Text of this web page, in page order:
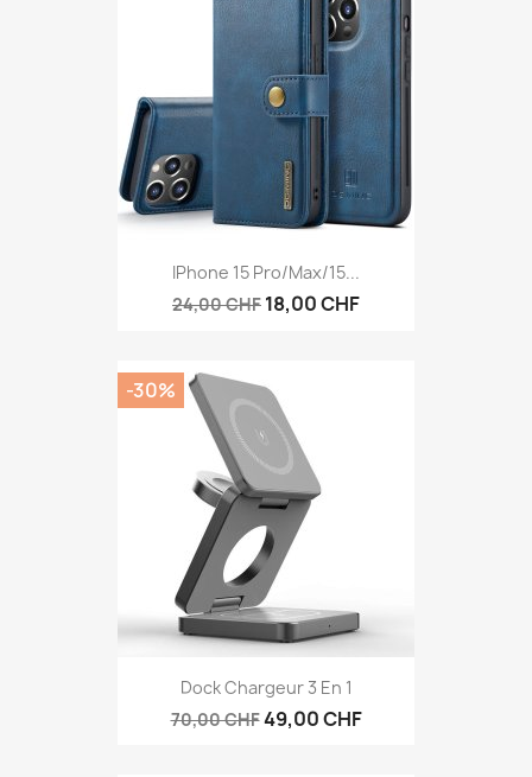
IPhone 15 Pro/Max/15...
24,00 CHF 18,00 CHF
Dock Chargeur 3 En 1
70,00 CHF49,00 CHF
-30%